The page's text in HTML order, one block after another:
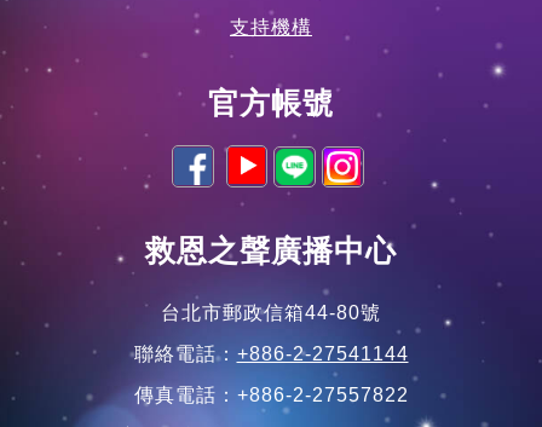
支持機構
官方帳號
救恩之聲廣播中心
台北市郵政信箱44-80號
聯絡電話： +886-2-27541144
傳真電話：+886-2-27557822